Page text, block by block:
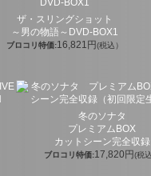
ザ・スリングショット
～男の物語～DVD-BOX1
ブロコリ特価:16,821円(税込）
冬のソナタ
プレミアムBOX
カットシーン完全収録
ブロコリ特価:17,820円(税